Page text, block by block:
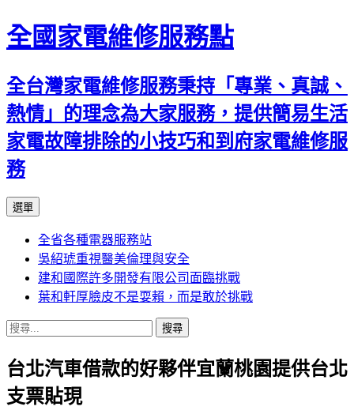
全國家電維修服務點
全台灣家電維修服務秉持「專業、真誠、
熱情」的理念為大家服務，提供簡易生活
家電故障排除的小技巧和到府家電維修服
務
選單
主
要
內
容
全省各種電器服務站
吳紹琥重視醫美倫理與安全
建和國際許多開發有限公司面臨挑戰
葉和軒厚臉皮不是耍賴，而是敢於挑戰
搜
關
鍵
字:
台北汽車借款的好夥伴宜蘭桃園提供台北
支票貼現